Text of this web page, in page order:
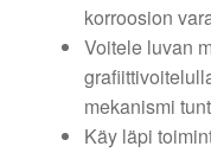
korroosion
Voitele luvan
mekanismi
Käy läpi